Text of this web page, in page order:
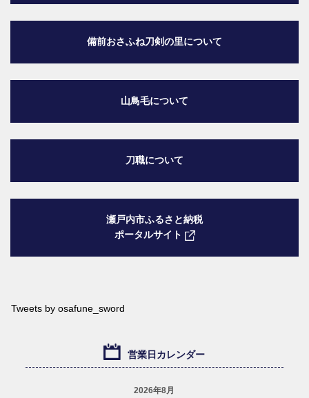
備前おさふね刀剣の里について
山鳥毛について
刀職について
瀬戸内市ふるさと納税
ポータルサイト
Tweets by osafune_sword
営業日カレンダー
2026年8月